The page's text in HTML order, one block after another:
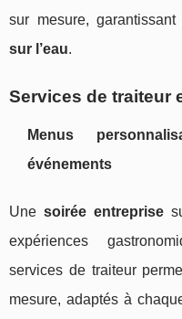
sur mesure, garantissant
sur l’eau.
Services de traiteur
Menus
événements
Une soirée entreprise
expériences
services de traiteur
mesure, adaptés à